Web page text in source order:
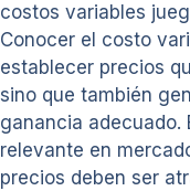
costos variables
Conocer el costo
establecer precios
sino que también
ganancia adecuado.
relevante en
precios deben ser